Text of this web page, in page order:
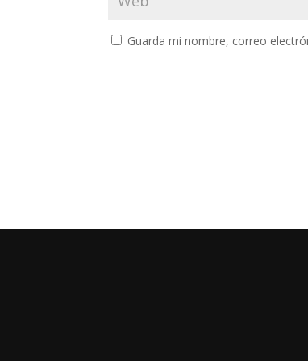
Guarda mi nombre, correo